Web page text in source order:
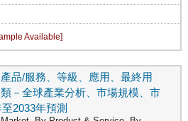
品/服務、等級、應用、最終用
－全球產業分析、市場規模、市
2033年預測